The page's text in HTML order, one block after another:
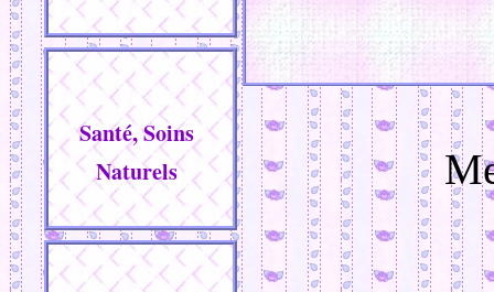
Santé, Soins
Naturels